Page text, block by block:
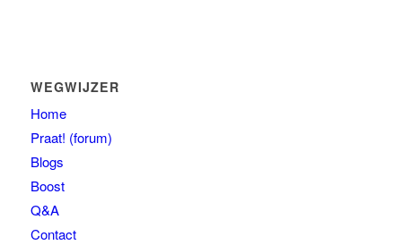
WEGWIJZER
Home
Praat! (forum)
Blogs
Boost
Q&A
Contact